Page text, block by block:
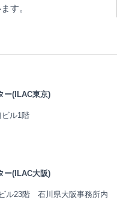
す。
ー(ILAC東京)
ル1階
ー(ILAC大阪)
ル23階 石川県大阪事務所内